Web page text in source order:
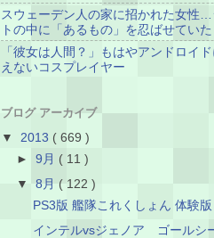
スウェーデン人の家に招かれた女性…
トの中に「あるもの」を忍ばせていた
「彼女は人間？」もはやアンドロイ
えないコスプレイヤー
ブログ アーカイブ
▼ 2013 ( 669 )
►9月 ( 11 )
▼8月 ( 122 )
PS3版 艦隊これくしょん 体験版
インテルvsジェノア ゴールシ